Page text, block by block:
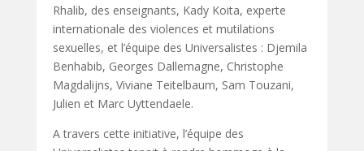
Rhalib, des enseignants, Kady Koita, experte
internationale des violences et mutilations
sexuelles, et l’équipe des Universalistes : Djemila
Benhabib, Georges Dallemagne, Christophe
Magdalijns, Viviane Teitelbaum, Sam Touzani,
Julien et Marc Uyttendaele.
A travers cette initiative, l’équipe des